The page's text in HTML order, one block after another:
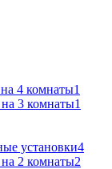
4 комнаты1
3 комнаты1
установки4
2 комнаты2